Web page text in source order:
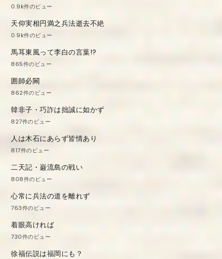
0.9k件のビュー
天仰実相円満之兵法逝去不絶
0.9k件のビュー
馬耳東風って李白の言葉!?
865件のビュー
囲師必闕
862件のビュー
韓非子・巧詐は拙誠に如かず
827件のビュー
人は木石にあらず皆情あり
817件のビュー
二天記・巌流島の戦い
808件のビュー
心常に兵法の道を離れず
763件のビュー
着眼高ければ
730件のビュー
徐福伝説は福岡にも？